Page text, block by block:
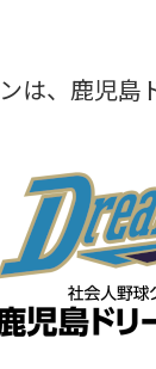
は、鹿児